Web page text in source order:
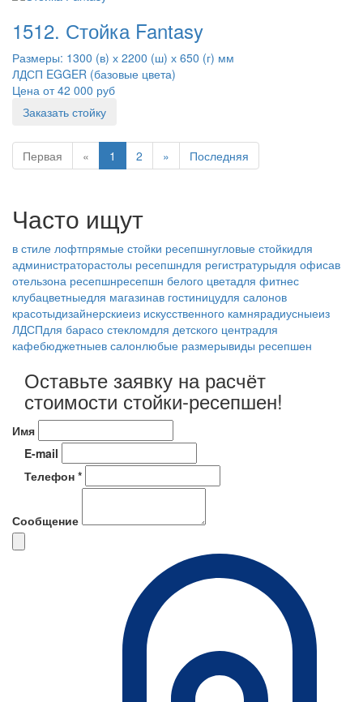
1512. Стойка Fantasy
Размеры: 1300 (в) х 2200 (ш) х 650 (г) мм
ЛДСП EGGER (базовые цвета)
Цена от 42 000 руб
Заказать стойку
Первая « 1 2 » Последняя
Часто ищут
в стиле лофтпрямые стойки ресепшнугловые стойкидля
администраторастолы ресепшндля регистратурыдля офисав
отельзона ресепшнресепшн белого цветадля фитнес
клубацветныедля магазинав гостиницудля салонов
красотыдизайнерскиеиз искусственного камнярадиусныеиз
ЛДСПдля барасо стекломдля детского центрадля
кафебюджетныев салонлюбые размерывиды ресепшен
Оставьте заявку на расчёт
стоимости стойки-ресепшен!
Имя
E-mail
Телефон *
Сообщение